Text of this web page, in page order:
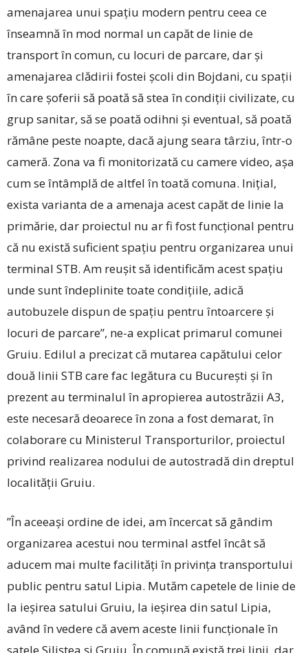
amenajarea unui spațiu modern pentru ceea ce
înseamnă în mod normal un capăt de linie de
transport în comun, cu locuri de parcare, dar și
amenajarea clădirii fostei școli din Bojdani, cu spații
în care șoferii să poată să stea în condiții civilizate, cu
grup sanitar, să se poată odihni și eventual, să poată
rămâne peste noapte, dacă ajung seara târziu, într-o
cameră. Zona va fi monitorizată cu camere video, așa
cum se întâmplă de altfel în toată comuna. Inițial,
exista varianta de a amenaja acest capăt de linie la
primărie, dar proiectul nu ar fi fost funcțional pentru
că nu există suficient spațiu pentru organizarea unui
terminal STB. Am reușit să identificăm acest spațiu
unde sunt îndeplinite toate condițiile, adică
autobuzele dispun de spațiu pentru întoarcere și
locuri de parcare”, ne-a explicat primarul comunei
Gruiu. Edilul a precizat că mutarea capătului celor
două linii STB care fac legătura cu București și în
prezent au terminalul în apropierea autostrăzii A3,
este necesară deoarece în zona a fost demarat, în
colaborare cu Ministerul Transporturilor, proiectul
privind realizarea nodului de autostradă din dreptul
localității Gruiu.
”În aceeași ordine de idei, am încercat să gândim
organizarea acestui nou terminal astfel încât să
aducem mai multe facilități în privința transportului
public pentru satul Lipia. Mutăm capetele de linie de
la ieșirea satului Gruiu, la ieșirea din satul Lipia,
având în vedere că avem aceste linii funcționale în